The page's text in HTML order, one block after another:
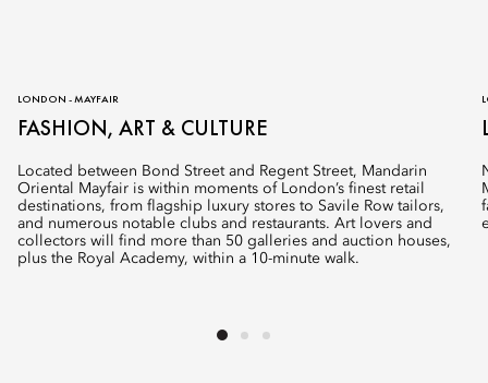
LONDON - MAYFAIR
FASHION, ART & CULTURE
Located between Bond Street and Regent Street, Mandarin
Oriental Mayfair is within moments of London’s finest retail
destinations, from flagship luxury stores to Savile Row tailors,
and numerous notable clubs and restaurants. Art lovers and
collectors will find more than 50 galleries and auction houses,
plus the Royal Academy, within a 10-minute walk.